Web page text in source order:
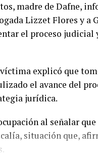
madre de Dafne,
Lizzet Flores y a
el proceso
explicó que
el avance del
jurídica.
al señalar
situación que,